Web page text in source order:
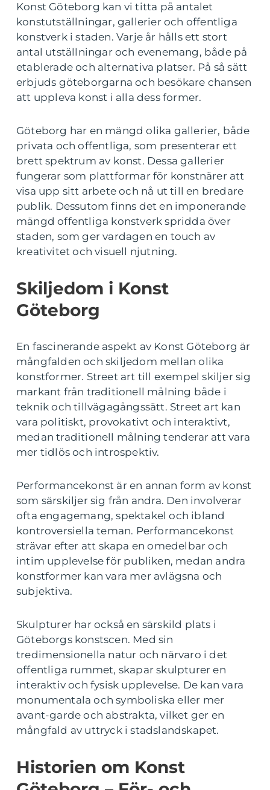
Konst Göteborg kan vi titta på antalet
konstutställningar, gallerier och offentliga
konstverk i staden. Varje år hålls ett stort
antal utställningar och evenemang, både på
etablerade och alternativa platser. På så sätt
erbjuds göteborgarna och besökare chansen
att uppleva konst i alla dess former.
Göteborg har en mängd olika gallerier, både
privata och offentliga, som presenterar ett
brett spektrum av konst. Dessa gallerier
fungerar som plattformar för konstnärer att
visa upp sitt arbete och nå ut till en bredare
publik. Dessutom finns det en imponerande
mängd offentliga konstverk spridda över
staden, som ger vardagen en touch av
kreativitet och visuell njutning.
Skiljedom i Konst
Göteborg
En fascinerande aspekt av Konst Göteborg är
mångfalden och skiljedom mellan olika
konstformer. Street art till exempel skiljer sig
markant från traditionell målning både i
teknik och tillvägagångssätt. Street art kan
vara politiskt, provokativt och interaktivt,
medan traditionell målning tenderar att vara
mer tidlös och introspektiv.
Performancekonst är en annan form av konst
som särskiljer sig från andra. Den involverar
ofta engagemang, spektakel och ibland
kontroversiella teman. Performancekonst
strävar efter att skapa en omedelbar och
intim upplevelse för publiken, medan andra
konstformer kan vara mer avlägsna och
subjektiva.
Skulpturer har också en särskild plats i
Göteborgs konstscen. Med sin
tredimensionella natur och närvaro i det
offentliga rummet, skapar skulpturer en
interaktiv och fysisk upplevelse. De kan vara
monumentala och symboliska eller mer
avant-garde och abstrakta, vilket ger en
mångfald av uttryck i stadslandskapet.
Historien om Konst